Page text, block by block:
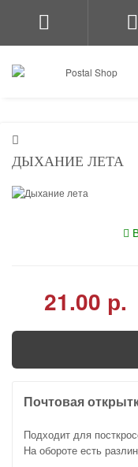
ДЫХАНИЕ ЛЕТА
21.00 р.
Почтовая
Подходит для
На обороте есть